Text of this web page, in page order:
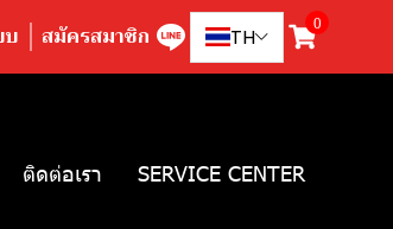
บ สมัครสมาชิก TH
0
ติดต่อเรา SERVICE CENTER